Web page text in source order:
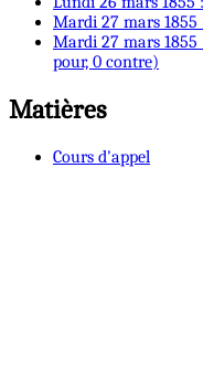
Mardi 27 mars 1855
Mardi 27 mars 1855
pour, 0 contre)
Matières
Cours d'appel